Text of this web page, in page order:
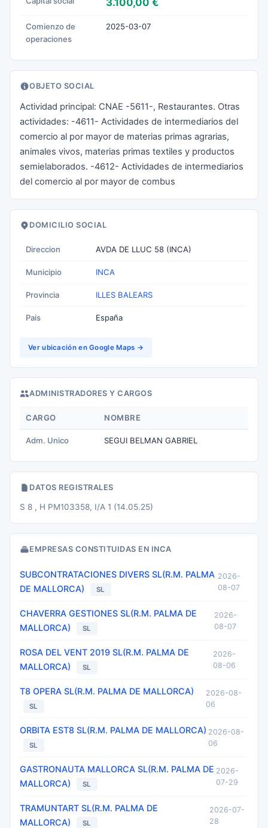
3.100,00 €
Comienzo de
operaciones
2025-03-07
OBJETO SOCIAL
Actividad principal: CNAE -5611-, Restaurantes. Otras
actividades: -4611- Actividades de intermediarios del
comercio al por mayor de materias primas agrarias,
animales vivos, materias primas textiles y productos
semielaborados. -4612- Actividades de intermediarios
del comercio al por mayor de combus
DOMICILIO SOCIAL
Direccion AVDA DE LLUC 58 (INCA)
Municipio INCA
Provincia ILLES BALEARS
Pais España
Ver ubicación en Google Maps →
ADMINISTRADORES Y CARGOS
CARGO NOMBRE
Adm. Unico SEGUI BELMAN GABRIEL
DATOS REGISTRALES
S 8 , H PM103358, I/A 1 (14.05.25)
EMPRESAS CONSTITUIDAS EN INCA
SUBCONTRATACIONES DIVERS SL(R.M. PALMA
DE MALLORCA)
SL
2026-
08-07
CHAVERRA GESTIONES SL(R.M. PALMA DE
MALLORCA)
SL
2026-
08-07
ROSA DEL VENT 2019 SL(R.M. PALMA DE
MALLORCA)
SL
2026-
08-06
T8 OPERA SL(R.M. PALMA DE MALLORCA)
SL
2026-08-
06
ORBITA EST8 SL(R.M. PALMA DE MALLORCA)
SL
2026-08-
06
GASTRONAUTA MALLORCA SL(R.M. PALMA DE
MALLORCA)
SL
2026-
07-29
TRAMUNTART SL(R.M. PALMA DE
MALLORCA)
SL
2026-07-
28